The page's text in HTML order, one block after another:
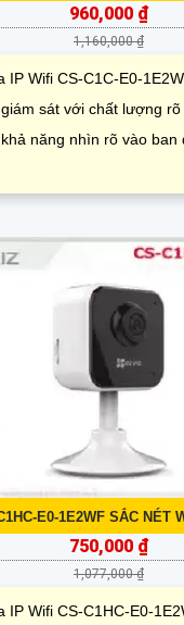
960,000 ₫
1,160,000 ₫
IP Wifi CS-C1C-E0-
sát với chất lượng
năng nhìn rõ vào
E0-1E2WF SẮC NÉT
750,000 ₫
1,077,000 ₫
IP Wifi CS-C1HC-E0-